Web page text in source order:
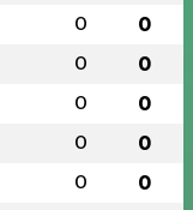
0 0
0 0
0 0
0 0
0 0